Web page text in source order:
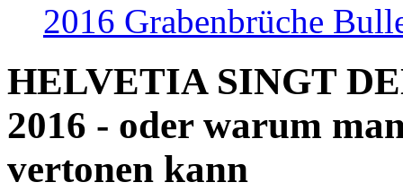
2016 Grabenbrüche
HELVETIA SINGT
2016 - oder warum
vertonen kann